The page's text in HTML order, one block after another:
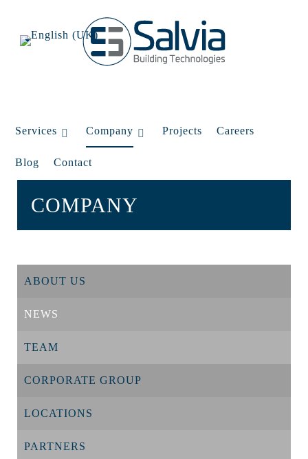
Services Company Projects Careers
Blog Contact
COMPANY
ABOUT US
NEWS
TEAM
CORPORATE GROUP
LOCATIONS
PARTNERS